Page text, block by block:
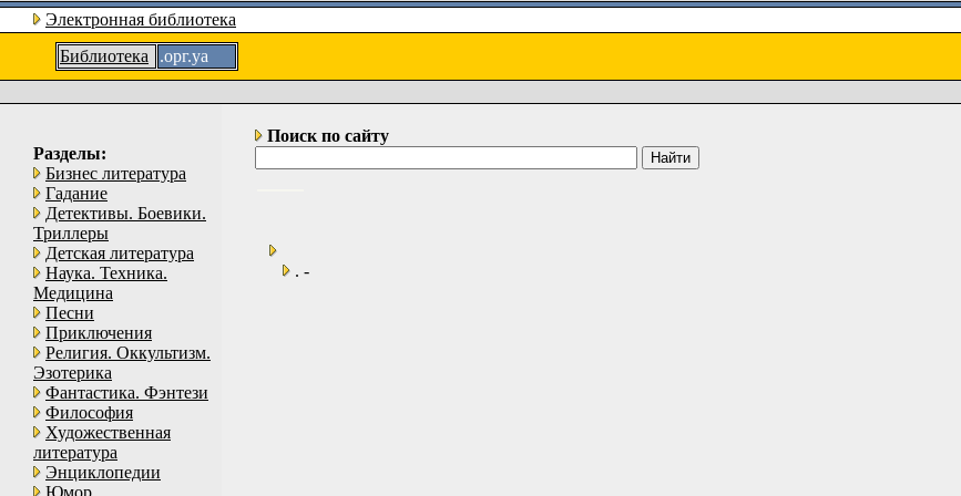
Электронная библиотека
Библиотека
.орг.уа
Разделы:
Бизнес литература
Гадание
Детективы. Боевики.
Триллеры
Детская литература
Наука. Техника.
Медицина
Песни
Приключения
Религия. Оккультизм.
Эзотерика
Фантастика. Фэнтези
Философия
Художественная
литература
Энциклопедии
Юмор
Поиск по сайту
. -